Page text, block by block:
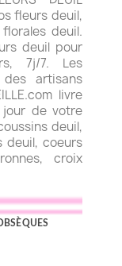
fleurs deuil,
deuil.
deuil pour
7j/7. Les
artisans
livre
de votre
deuil,
deuil, coeurs
croix